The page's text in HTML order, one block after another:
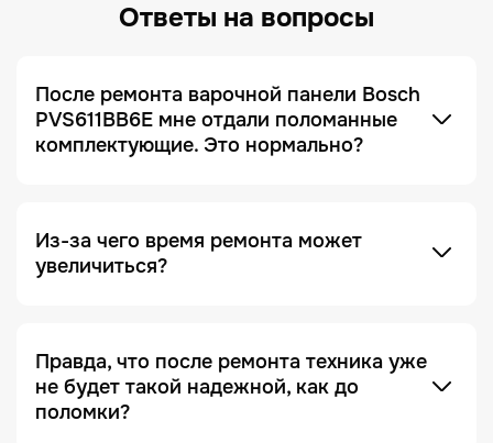
Ответы на вопросы
После ремонта варочной панели Bosch
PVS611BB6E мне отдали поломанные
комплектующие. Это нормально?
был действительно выполнен, и увидеть, что
именно случилось с устройством.
Из-за чего время ремонта может
увеличиться?
ремонта возникает на этапе диагностики, когда
проблема проявляется не явно. Чтобы ее
зафиксировать и локализовать, техника должна
Правда, что после ремонта техника уже
не будет такой надежной, как до
поломки?